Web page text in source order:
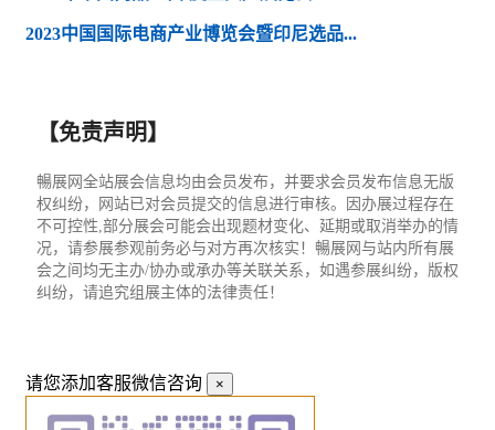
2023中国国际电商产业博览会暨印尼选品...
【免责声明】
暢展网全站展会信息均由会员发布，并要求会员发布信息无版
权纠纷，网站已对会员提交的信息进行审核。因办展过程存在
不可控性,部分展会可能会出现题材变化、延期或取消举办的情
况，请参展参观前务必与对方再次核实！暢展网与站内所有展
会之间均无主办/协办或承办等关联关系，如遇参展纠纷，版权
纠纷，请追究组展主体的法律责任！
请您添加客服微信咨询 ×